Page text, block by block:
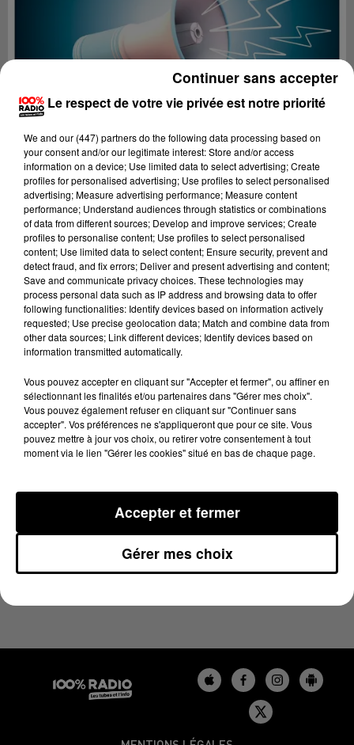
Lecture (3 min 16 sec)
100%
27 juin 2023 - 3 min 16 sec
LES INFOS DU BÉARN DU 27/06/2023 À 12H00
Le respect de votre vie privée est notre priorité
We and our (447) partnersdo the following data processing based on
your consent and/or our legitimate interest: Store and/or access
information on a device; Use limited data to select advertising; Create
profiles for personalised advertising; Use profiles to select personalised
advertising; Measure advertising performance; Measure content
performance; Understand audiences through statistics or combinations
of data from different sources; Develop and improve services; Create
profiles to personalise content; Use profiles to select personalised
content; Use limited data to select content; Ensure security, prevent and
detect fraud, and fix errors; Deliver and present advertising and content;
Save and communicate privacy choices. These technologies may
process personal data such as IP address and browsing data to offer
following functionalities: Identify devices based on information actively
requested; Use precise geolocation data; Match and combine data from
other data sources; Link different devices; Identify devices based on
information transmitted automatically.
Vous pouvez accepter en cliquant sur "Accepter et fermer", ou affiner en
sélectionnant les finalités et/ou partenaires dans "Gérer mes choix".
Vous pouvez également refuser en cliquant sur "Continuer sans
accepter". Vos préférences ne s'appliqueront que pour ce site. Vous
pouvez mettre à jour vos choix, ou retirer votre consentement à tout
moment via le lien "Gérer les cookies" situé en bas de chaque page.
Gérer mes choix
Accepter et fermer
Continuer sans accepter